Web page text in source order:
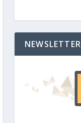
NEWSLETTER